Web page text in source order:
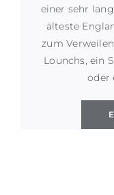
einer sehr
älteste
zum
Lounchs, ein
oder